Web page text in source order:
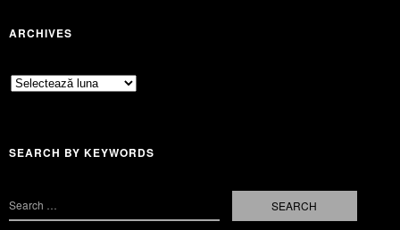
ARCHIVES
Archives
SEARCH BY KEYWORDS